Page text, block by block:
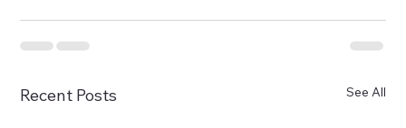
Recent Posts See All